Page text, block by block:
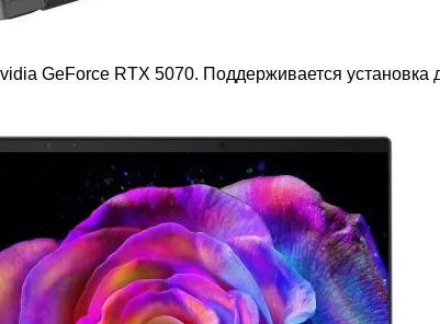
GeForce RTX 5070. Поддерживается установка